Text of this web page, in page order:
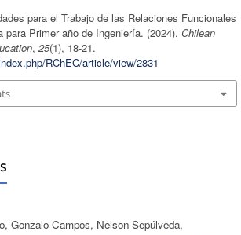
para el Trabajo de las Relaciones Funcionales
para Primer año de Ingeniería. (2024). Chilean
, 25(1), 18-21.
RChEC/article/view/2831
Gonzalo Campos, Nelson Sepúlveda,